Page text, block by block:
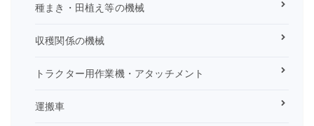
種まき・田植え等の機械
収穫関係の機械
トラクター用作業機・アタッチメント
運搬車